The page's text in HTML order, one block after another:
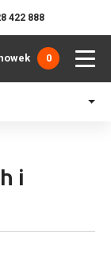
422 888
0
i